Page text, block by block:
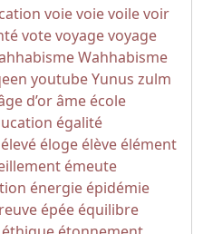
voievoievoilevoir
votevoyagevoyage
Wahhabisme
youtubeYunus zulm
d’orâme école
égalité
élevé éloge élève élément
émeute
énergie épidémie
épée équilibre